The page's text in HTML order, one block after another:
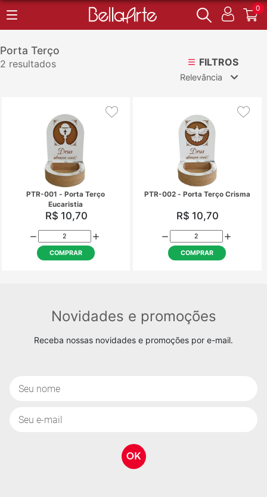
0
Porta Terço
2 resultados
Relevância
Mais Vendidos
Menor Preço
Maior Preço
Ordem Alfabética
FILTROS
PTR-001 - Porta Terço
Eucaristia
R$ 10,70
PTR-002 - Porta
R$ 10,70
Novidades e promoções
Receba nossas novidades e promoções por e-mail.
OK